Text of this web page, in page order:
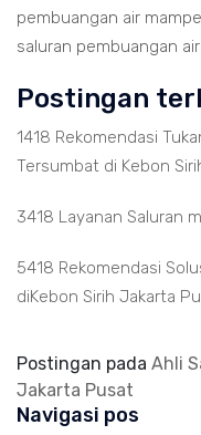
pembuangan air
saluran pembuangan
Postingan
1418 Rekomendasi
Tersumbat di Kebon
3418 Layanan Saluran
5418 Rekomendasi
diKebon Sirih Jakarta
Postingan pada Ahli
Jakarta Pusat
Navigasi pos